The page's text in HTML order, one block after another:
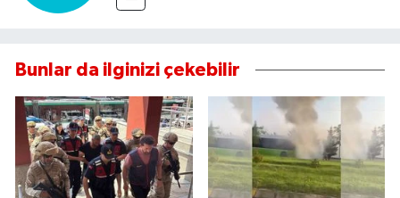
Bunlar da ilginizi çekebilir